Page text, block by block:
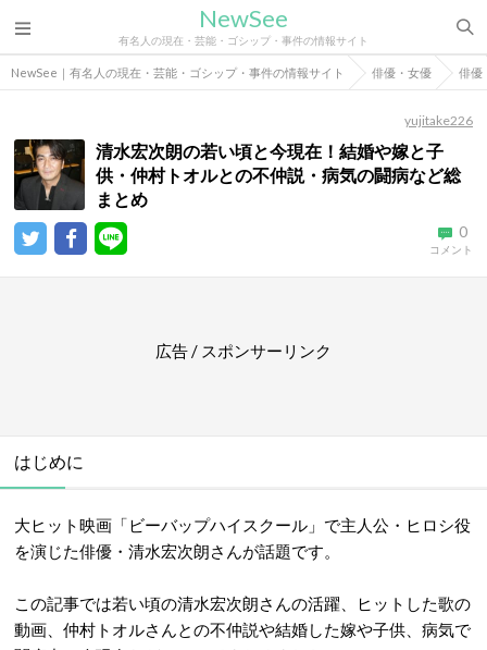
NewSee
有名人の現在・芸能・ゴシップ・事件の情報サイト
NewSee｜有名人の現在・芸能・ゴシップ・事件の情報サイト 俳優・女優 俳優
yujitake226
清水宏次朗の若い頃と今現在！結婚や嫁と子
供・仲村トオルとの不仲説・病気の闘病など総
まとめ
0
コメント
広告 / スポンサーリンク
はじめに
大ヒット映画「ビーバップハイスクール」で主人公・ヒロシ役
を演じた俳優・清水宏次朗さんが話題です。
この記事では若い頃の清水宏次朗さんの活躍、ヒットした歌の
動画、仲村トオルさんとの不仲説や結婚した嫁や子供、病気で